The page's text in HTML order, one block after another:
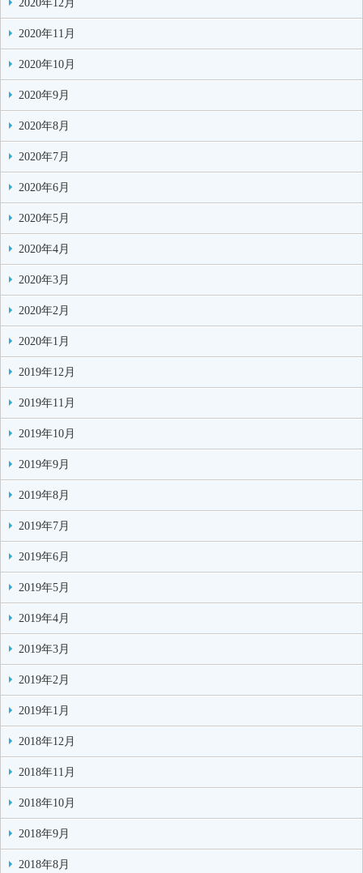
2020年12月
2020年11月
2020年10月
2020年9月
2020年8月
2020年7月
2020年6月
2020年5月
2020年4月
2020年3月
2020年2月
2020年1月
2019年12月
2019年11月
2019年10月
2019年9月
2019年8月
2019年7月
2019年6月
2019年5月
2019年4月
2019年3月
2019年2月
2019年1月
2018年12月
2018年11月
2018年10月
2018年9月
2018年8月